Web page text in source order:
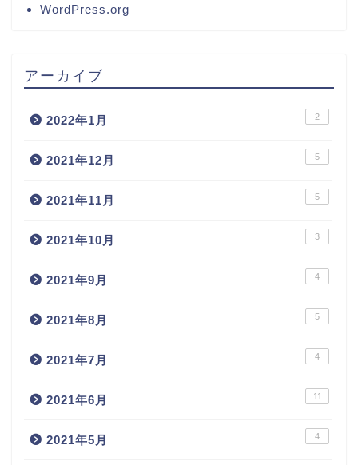
WordPress.org
アーカイブ
2022年1月 2
2021年12月 5
2021年11月 5
2021年10月 3
2021年9月 4
2021年8月 5
2021年7月 4
2021年6月 11
2021年5月 4